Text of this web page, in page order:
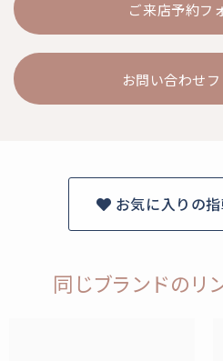
ご来店予約フ
お問い合わせ
お気に入りの
同じブランドのリ